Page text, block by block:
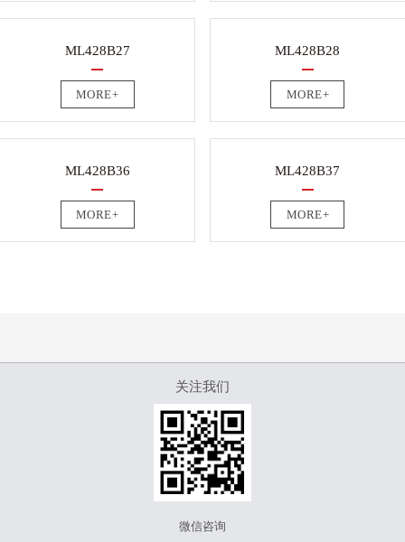
ML428B27
MORE+
ML428B28
MORE+
ML428B36
MORE+
ML428B37
MORE+
关注我们
微信咨询